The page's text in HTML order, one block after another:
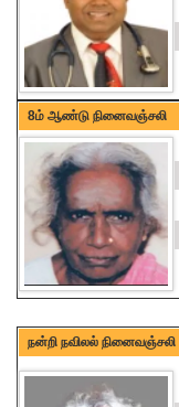
8ம் ஆண்டு நினைவஞ்சலி
நன்றி நவிலல் நினைவஞ்சலி